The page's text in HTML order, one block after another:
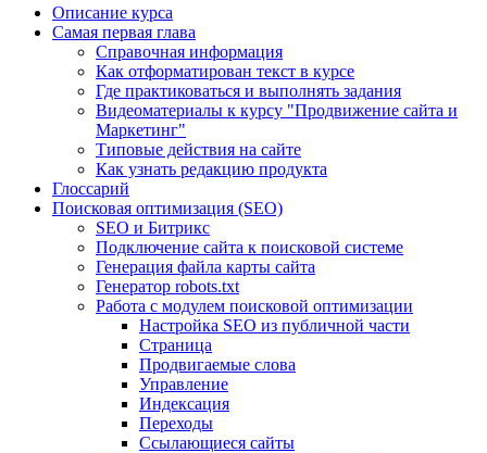
Описание курса
Самая первая глава
Справочная информация
Как отформатирован текст в курсе
Где практиковаться и выполнять задания
Видеоматериалы к курсу "Продвижение сайта и
Маркетинг"
Типовые действия на сайте
Как узнать редакцию продукта
Глоссарий
Поисковая оптимизация (SEO)
SEO и Битрикс
Подключение сайта к поисковой системе
Генерация файла карты сайта
Генератор robots.txt
Работа с модулем поисковой оптимизации
Настройка SEO из публичной части
Страница
Продвигаемые слова
Управление
Индексация
Переходы
Ссылающиеся сайты